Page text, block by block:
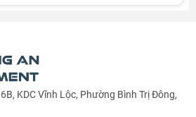
ngắn mạch
mức: 10A
KDC Vĩnh Lộc, Phường Bình Trị Đông,